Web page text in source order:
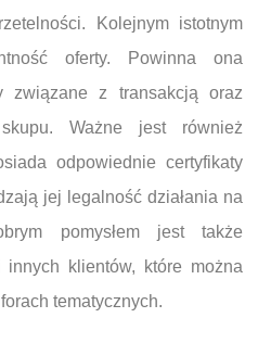
Kolejnym istotnym
oferty. Powinna ona
związane z transakcją oraz
Ważne jest również
odpowiednie certyfikaty
jej legalność działania na
pomysłem jest także
klientów, które można
tematycznych.